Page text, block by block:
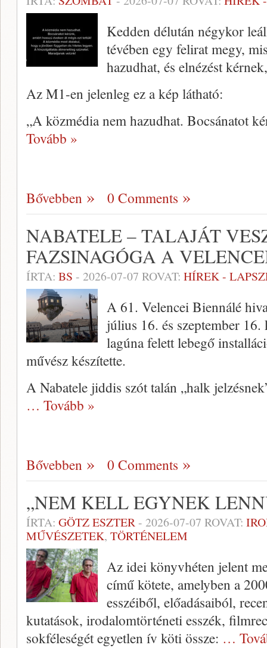
Kedden délután négykor
tévében egy felirat megy,
hazudhat, és elnézést
Az M1-en jelenleg ez a kép látható:
„A közmédia nem hazudhat. Bocsánatot
Tovább »
Bővebben 0 Comments
NABATELE – TALAJÁT
FAZSINAGÓGA A
ÍRTA: BS - 2026-07-07 ROVAT: HÍREK -
A 61. Velencei Biennálé
július 16. és szeptember
lagúna felett lebegő
művész készítette.
A Nabatele jiddis szót talán „halk
… Tovább »
Bővebben 0 Comments
„NEM KELL EGYNEK
ÍRTA: GÖTZ ESZTER- 2026-07-07 ROVAT:
MŰVÉSZETEK, TÖRTÉNELEM
Az idei könyvhéten jelent
című kötete, amelyben a
esszéiből, előadásaiból,
kutatások, irodalomtörténeti esszék,
sokféleségét egyetlen ív köti össze: …